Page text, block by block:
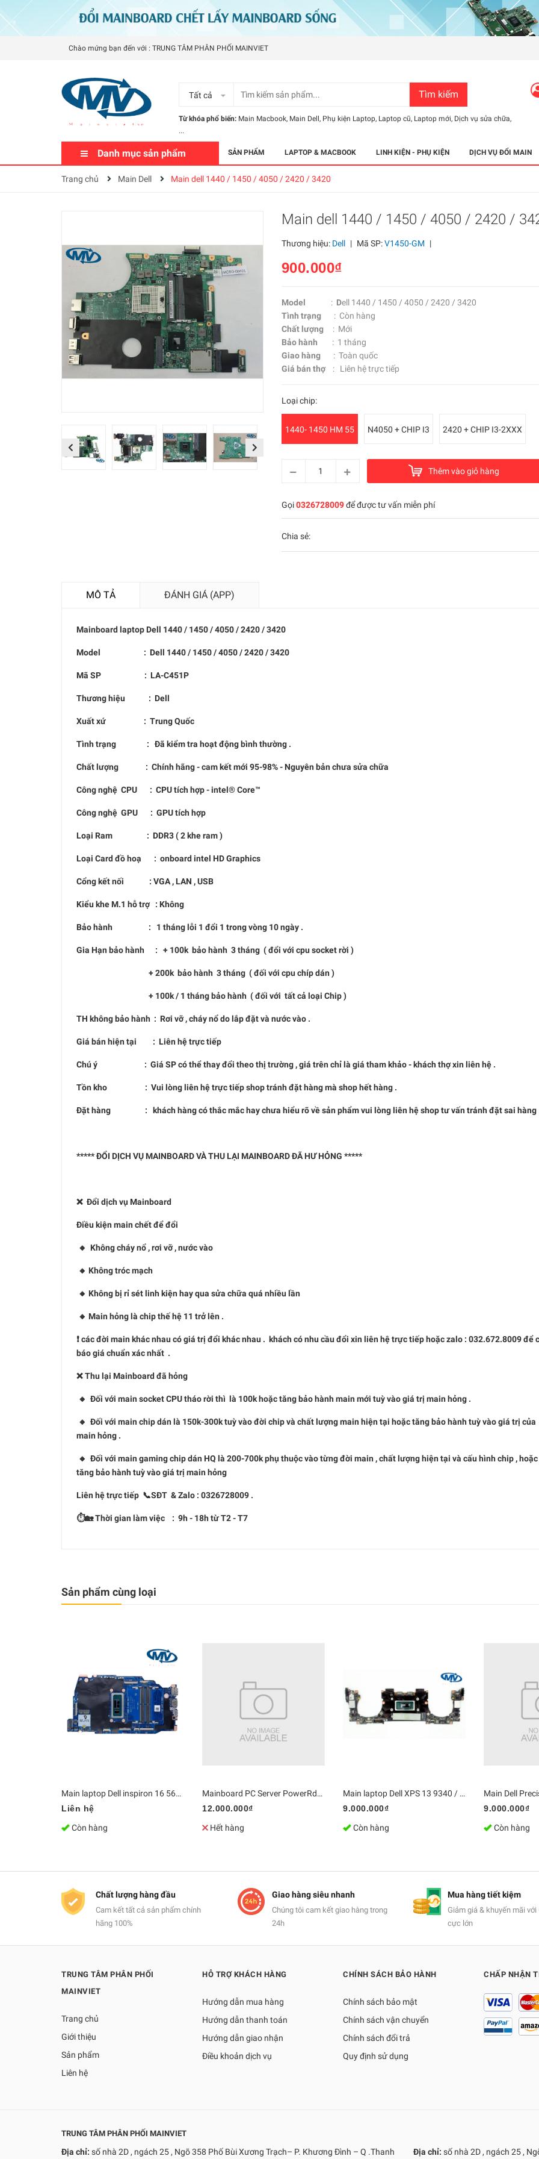
Chào mứng bạn đến với : TRUNG TÂM PHÂN PHỐI MAINVIET
Tất cả Tìm kiếm
Từ khóa phổ biến: Main Macbook, Main Dell, Phụ kiện Laptop, Laptop cũ, Laptop mới, Dịch vụ sửa chữa,
...
Danh mục sản phẩm SẢN PHẨM LAPTOP & MACBOOK LINH KIỆN - PHỤ KIỆN DỊCH VỤ ĐỔI MAIN
Trang chủ Main Dell Main dell 1440 / 1450 / 4050 / 2420 / 3420
Previous Next
Main dell 1440 / 1450 / 4050 / 2420 /
Thương hiệu: Dell | Mã SP:V1450-GM |
900.000₫
Model : Dell 1440 / 1450 / 4050 / 2420 / 3420
Tình trạng
: Còn hàng
Chất lượng: Mới
Bảo hành
: 1 tháng
Giao hàng: Toàn quốc
Giá bán thợ : Liên hệ trực tiếp
Loại chip:
1440- 1450 HM 55 N4050 + CHIP I3 2420 + CHIP I3-2XXX
Thêm vào giỏ hàng
Gọi0326728009để được tư vấn miễn phí
Chia sẻ:
MÔ TẢ ĐÁNH GIÁ (APP)
Mainboard laptop Dell 1440 / 1450 / 4050 / 2420 / 3420
Model : Dell 1440 / 1450 / 4050 / 2420 / 3420
Mã SP : LA-C451P
Thương hiệu : Dell
Xuất xứ : Trung Quốc
Tình trạng : Đã kiểm tra hoạt động bình thường .
Chất lượng : Chính hãng - cam kết mới 95-98% - Nguyên bản chưa sửa chữa
Công nghệ CPU : CPU tích hợp - intel® Core™
Công nghệ GPU : GPU tích hợp
Loại Ram : DDR3 ( 2 khe ram )
Loại Card đồ hoạ : onboard intel HD Graphics
Cổng kết nối : VGA , LAN , USB
Kiểu khe M.1 hỗ trợ : Không
Bảo hành : 1 tháng lỗi 1 đổi 1 trong vòng 10 ngày .
Gia Hạn bảo hành : + 100k bảo hành 3 tháng ( đổi với cpu socket rời )
+ 200k bảo hành 3 tháng ( đối với cpu chíp dán )
+ 100k / 1 tháng bảo hành ( đối với tất cả loại Chip )
TH không bảo hành : Rơi vỡ , cháy nổ do lắp đặt và nước vào .
Giá bán hiện tại : Liên hệ trực tiếp
Chú ý : Giá SP có thể thay đổi theo thị trường , giá trên chỉ là giá tham khảo - khách thợ xin liên hệ .
Tồn kho : Vui lòng liên hệ trực tiếp shop tránh đặt hàng mà shop hết hàng .
Đặt hàng : khách hàng có thắc mắc hay chưa hiểu rõ về sản phẩm vui lòng liên hệ shop tư vấn tránh đặt sai hàng
***** ĐỔI DỊCH VỤ MAINBOARD VÀ THU LẠI MAINBOARD ĐÃ HƯ HỎNG *****
❌ Đổi dịch vụ Mainboard
Điều kiện main chết để đổi
🔸 Không cháy nổ , rơi vỡ , nước vào
🔸 Không tróc mạch
🔸 Không bị rỉ sét linh kiện hay qua sửa chữa quá nhiều lần
🔸 Main hỏng là chip thế hệ 11 trở lên .
❗️ các đời main khác nhau có giá trị đổi khác nhau . khách có nhu cầu đổi xin liên hệ trực tiếp hoặc zalo : 032.672.8009 để
báo giá chuẩn xác nhất .
❌ Thu lại Mainboard đã hỏng
🔸 Đối với main socket CPU tháo rời thì là 100k hoặc tăng bảo hành main mới tuỳ vào giá trị main hỏng .
🔸 Đối với main chip dán là 150k-300k tuỳ vào đời chip và chất lượng main hiện tại hoặc tăng bảo hành tuỳ vào giá trị của
main hỏng .
🔸 Đối với main gaming chip dán HQ là 200-700k phụ thuộc vào từng đời main , chất lượng hiện tại và cấu hình chip , hoặc
tăng bảo hành tuỳ vào giá trị main hỏng
Liên hệ trực tiếp 📞SĐT & Zalo : 0326728009 .
⏱🏡 Thời gian làm việc : 9h - 18h từ T2 - T7
Sản phẩm cùng loại
Main laptop Dell inspiron 16 5640 Core 7 150U LA-N562P / LA-N563P | DDR5 Bo mạch chủ Zin [Chính Hãng]
Liên hệ
Còn hàng
Mainboard PC Server PowerRdge T440 hỗ trợ CPU kép LGA3647, 16 khe cắm RAM | DDR4 Bo mạch chủ Zin [Chính Hãng]
12.000.000₫
Hết hàng
Main laptop Dell XPS 13 9340 / LA-L723P | DDR5 Bo mạch chủ Zin [Chính Hãng]
9.000.000₫
Còn hàng
9.000.000₫
Còn hàng
Chất lượng hàng đầu
Cam kết tất cả sản phẩm chính
hãng 100%
Giao hàng siêu nhanh
Chúng tôi cam kết giao hàng trong
24h
Mua hàng tiết kiệm
Giảm giá & khuyến mãi
cực lớn
TRUNG TÂM PHÂN PHỐI
MAINVIET
Trang chủ
Giới thiệu
Sản phẩm
Liên hệ
HỖ TRỢ KHÁCH HÀNG
Hướng dẫn mua hàng
Hướng dẫn thanh toán
Hướng dẫn giao nhận
Điều khoản dịch vụ
CHÍNH SÁCH BẢO HÀNH
Chính sách bảo mật
Chính sách vận chuyển
Chính sách đổi trả
Quy định sử dụng
CHẤP NHẬN
TRUNG TÂM PHÂN PHỐI MAINVIET
Địa chỉ: số nhà 2D , ngách 25 , Ngõ 358 Phố Bùi Xương Trạch– P. Khương Đình – Q .Thanh Địa chỉ: số nhà 2D , ngách 25 ,